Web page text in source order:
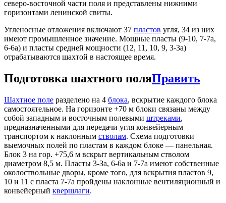
северо-восточной части поля и представлены нижними
горизонтами ленинской свиты.
Угленосные отложения включают 37 пластов угля, 34 из них
имеют промышленное значение. Мощные пласты (9-10, 7-7а,
6-6а) и пласты средней мощности (12, 11, 10, 9, 3-3а)
отрабатываются шахтой в настоящее время.
Подготовка шахтного поляПравить
Шахтное поле разделено на 4 блока, вскрытие каждого блока
самостоятельное. На горизонте +70 м блоки связаны между
собой западным и восточным полевыми штреками,
предназначенными для передачи угля конвейерным
транспортом к наклонным стволам. Схема подготовки
выемочных полей по пластам в каждом блоке — панельная.
Блок 3 на гор. +75,6 м вскрыт вертикальным стволом
диаметром 8,5 м. Пласты 3-За, 6-6а и 7-7а имеют собственные
околоствольные дворы, кроме того, для вскрытия пластов 9,
10 и 11 с пласта 7-7а пройдены наклонные вентиляционный и
конвейерный квершлаги.